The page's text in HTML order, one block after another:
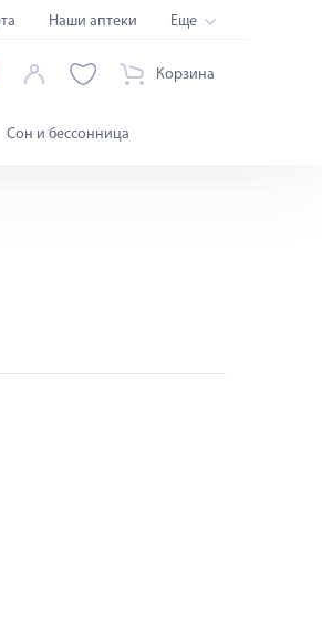
Наши аптеки Еще
Корзина
Сон и бессонница